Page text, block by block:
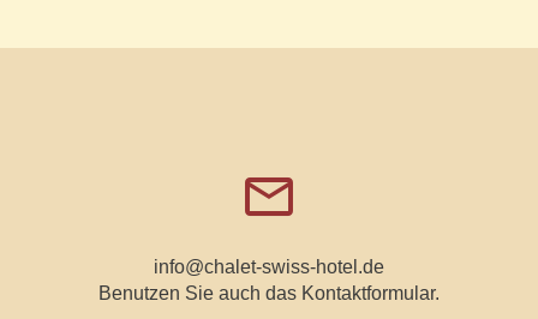
email
info@chalet-swiss-hotel.de
Benutzen Sie auch das Kontaktformular.